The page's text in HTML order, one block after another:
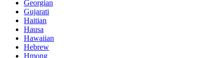
Georgian
Gujarati
Haitian
Hausa
Hawaiian
Hebrew
Hmong